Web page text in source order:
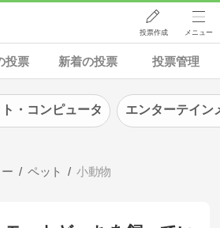
投票作成 メニュー
投票 新着の投票 投票管理
ペット 小動物
・コンピュータ エンターテイン